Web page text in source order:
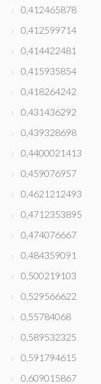
0,412465878
0,412599714
0,414422481
0,415935854
0,418264242
0,431436292
0,439328698
0,4400021413
0,459076957
0,4621212493
0,4712353895
0,474076667
0,484359091
0,500219103
0,529566622
0,55784068
0,589532325
0,591794615
0,609015867